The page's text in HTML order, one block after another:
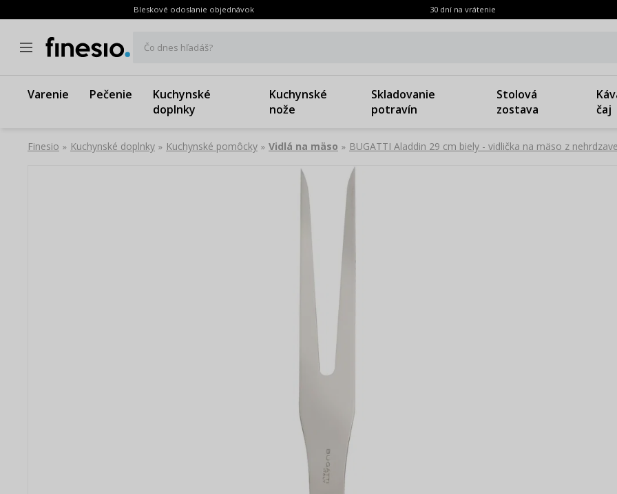
Bleskové odoslanie objednávok 30 dní na vrátenie
Čo dnes hľadáš?
Varenie Pečenie
Kuchynské
doplnky
Kuchynské
nože
Skladovanie
potravín
Stolová
zostava
čaj
Finesio » Kuchynské doplnky » Kuchynské pomôcky » Vidlá na mäso » BUGATTI Aladdin 29 cm biely - vidlička na mäso z